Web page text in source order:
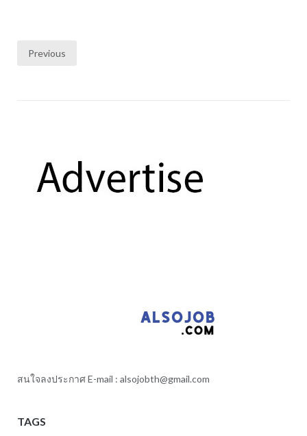
Posts
Previous
สนใจลงประกาศ E-mail : alsojobth@gmail.com
TAGS